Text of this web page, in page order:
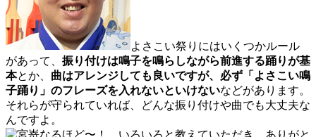
よさこい祭りにはいくつかルール
があって、 振り付けは鳴子を鳴らしながら前進する踊りが基
本とか、 曲はアレンジしても良いですが、必ず「よさこい鳴
子踊り」のフレーズを入れないといけないなどがあります。
それらが守られていれば、どんな振り付けや曲でも大丈夫な
んですよ。